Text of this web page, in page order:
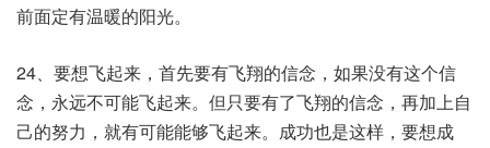
前面定有温暖的阳光。
24、要想飞起来，首先要有飞翔的信念，如果没有这个信
念，永远不可能飞起来。但只要有了飞翔的信念，再加上自
己的努力，就有可能能够飞起来。成功也是这样，要想成